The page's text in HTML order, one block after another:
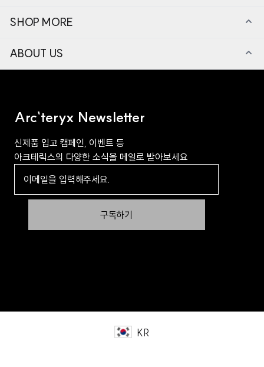
SHOP MORE
ABOUT US
Arc`teryx Newsletter
신제품 입고 캠페인, 이벤트 등
아크테릭스의 다양한 소식을 메일로 받아보세요
구독하기
KR